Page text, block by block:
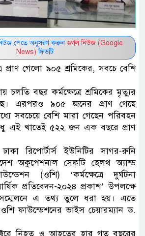
পেতে অনুসরণ করুন গুগল নিউজ (Google
News) ফিডটি
প্রাণ গেলো ৯০৫ শ্রমিকের, সবচে বেশি
চলতি বছর কর্মক্ষেত্রে শ্রমিকের মৃত্যুর
এরপরও ৯০৫ জনের প্রাণ গেছে
সবচেয়ে বেশি মারা গেছেন পরিবহন
এই খাতেই ৫২২ জন এক বছরে প্রাণ
রিপোর্টার্স ইউনিটির সাগর-রুনি
অকুপেশনাল সেফটি হেলথ অ্যান্ড
(ওশি) ‘কর্মক্ষেত্রে দুর্ঘটনা
প্রতিবেদন-২০২৪ প্রকাশ’ উপলক্ষে
এ তথ্য তুলে ধরা হয়। এতে
ফাউন্ডেশনের ভাইস চেয়ারম্যান ড.
নিহত ও আহতের হার গত বছরের